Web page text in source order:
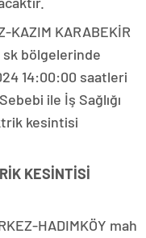
KAZIM KARABEKİR
sk bölgelerinde
14:00:00 saatleri
ile İş Sağlığı
kesintisi
KESİNTİSİ
HADIMKÖY mah